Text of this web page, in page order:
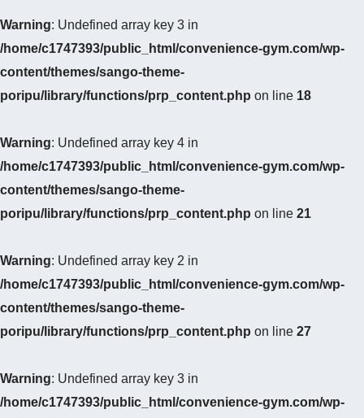
Warning: Undefined array key 3 in
/home/c1747393/public_html/convenience-gym.com/wp-
content/themes/sango-theme-
poripu/library/functions/prp_content.php on line 18
Warning: Undefined array key 4 in
/home/c1747393/public_html/convenience-gym.com/wp-
content/themes/sango-theme-
poripu/library/functions/prp_content.php on line 21
Warning: Undefined array key 2 in
/home/c1747393/public_html/convenience-gym.com/wp-
content/themes/sango-theme-
poripu/library/functions/prp_content.php on line 27
Warning: Undefined array key 3 in
/home/c1747393/public_html/convenience-gym.com/wp-